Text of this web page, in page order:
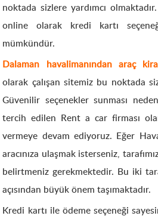
noktada sizlere yardımcı
online olarak kredi kartı
mümkündür.
Dalaman havalimanından araç
olarak çalışan sitemiz bu noktada
Güvenilir seçenekler sunması
tercih edilen Rent a car firması
vermeye devam ediyoruz. Eğer
aracınıza ulaşmak isterseniz,
belirtmeniz gerekmektedir. Bu iki
açısından büyük önem taşımaktadır.
Kredi kartı ile ödeme seçeneği